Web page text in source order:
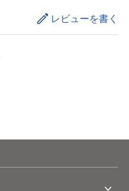
レビューを書く